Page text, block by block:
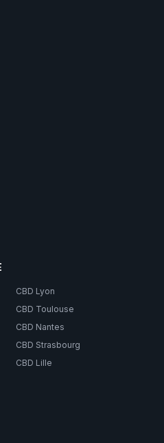
CBD Lyon
CBD Toulouse
CBD Nantes
CBD Strasbourg
CBD Lille